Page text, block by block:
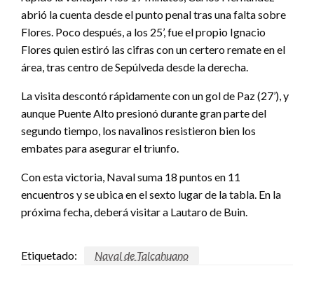
abrió la cuenta desde el punto penal tras una falta sobre
Flores. Poco después, a los 25’, fue el propio Ignacio
Flores quien estiró las cifras con un certero remate en el
área, tras centro de Sepúlveda desde la derecha.
La visita descontó rápidamente con un gol de Paz (27’), y
aunque Puente Alto presionó durante gran parte del
segundo tiempo, los navalinos resistieron bien los
embates para asegurar el triunfo.
Con esta victoria, Naval suma 18 puntos en 11
encuentros y se ubica en el sexto lugar de la tabla. En la
próxima fecha, deberá visitar a Lautaro de Buin.
Etiquetado: Naval de Talcahuano